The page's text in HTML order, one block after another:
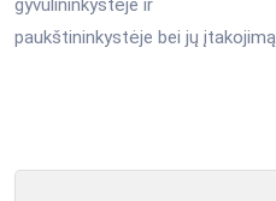
gyvulininkystėje ir
paukštininkystėje bei jų